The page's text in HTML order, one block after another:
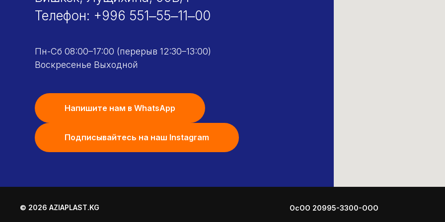
Телефон: +996 551‒55‒11‒00
Пн-Сб 08:00–17:00 (перерыв 12:30–13:00)
Воскресенье Выходной
Напишите нам в WhatsApp
Подписывайтесь на наш Instagram
© 2026 AZIAPLAST.KG ОсОО 20995-3300-ООО